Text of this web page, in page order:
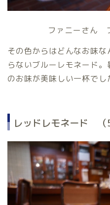
ファニーさん
その色からはどんなお味
らないブルーレモネード
のお味が美味しい一杯でし
レッドレモネード （